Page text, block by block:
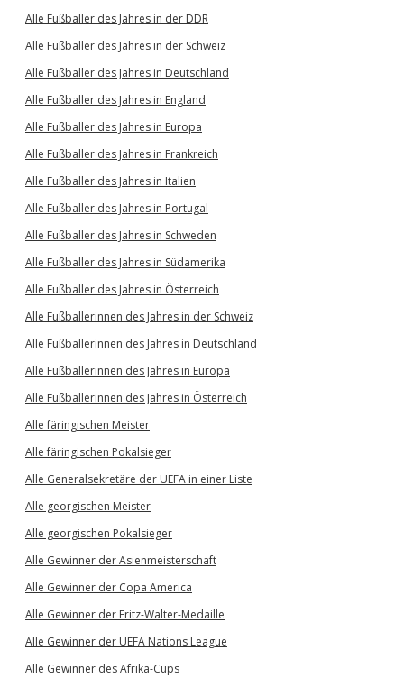
Alle Fußballer des Jahres in der DDR
Alle Fußballer des Jahres in der Schweiz
Alle Fußballer des Jahres in Deutschland
Alle Fußballer des Jahres in England
Alle Fußballer des Jahres in Europa
Alle Fußballer des Jahres in Frankreich
Alle Fußballer des Jahres in Italien
Alle Fußballer des Jahres in Portugal
Alle Fußballer des Jahres in Schweden
Alle Fußballer des Jahres in Südamerika
Alle Fußballer des Jahres in Österreich
Alle Fußballerinnen des Jahres in der Schweiz
Alle Fußballerinnen des Jahres in Deutschland
Alle Fußballerinnen des Jahres in Europa
Alle Fußballerinnen des Jahres in Österreich
Alle färingischen Meister
Alle färingischen Pokalsieger
Alle Generalsekretäre der UEFA in einer Liste
Alle georgischen Meister
Alle georgischen Pokalsieger
Alle Gewinner der Asienmeisterschaft
Alle Gewinner der Copa America
Alle Gewinner der Fritz-Walter-Medaille
Alle Gewinner der UEFA Nations League
Alle Gewinner des Afrika-Cups